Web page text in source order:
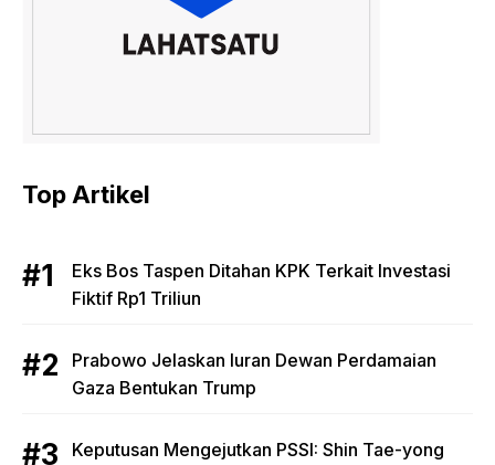
Top Artikel
Eks Bos Taspen Ditahan KPK Terkait Investasi
Fiktif Rp1 Triliun
Prabowo Jelaskan Iuran Dewan Perdamaian
Gaza Bentukan Trump
Keputusan Mengejutkan PSSI: Shin Tae-yong